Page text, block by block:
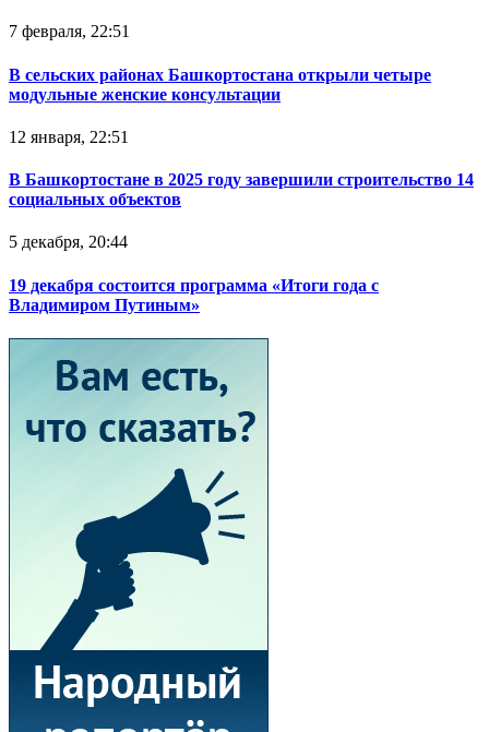
7 февраля, 22:51
В сельских районах Башкортостана открыли четыре
модульные женские консультации
12 января, 22:51
В Башкортостане в 2025 году завершили строительство 14
социальных объектов
5 декабря, 20:44
19 декабря состоится программа «Итоги года с
Владимиром Путиным»